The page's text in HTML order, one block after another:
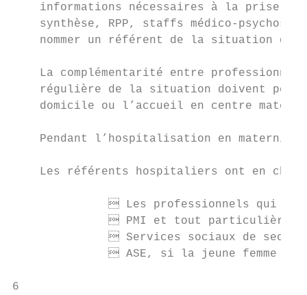
informations nécessaires à la prise
synthèse, RPP, staffs médico-
nommer un référent de la situation
La complémentarité entre
régulière de la situation doivent
domicile ou l’accueil en centre
    Pendant l’hospitalisation en maternité
Les référents hospitaliers ont en
 Les professionnels qui
 PMI et tout
 Services sociaux de
 ASE, si la jeune femme
6